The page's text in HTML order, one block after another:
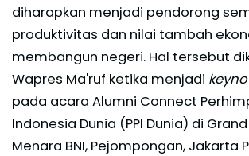
diharapkan menjadi pendorong
produktivitas dan nilai tambah
membangun negeri. Hal tersebut
Wapres Ma'ruf ketika menjadi
pada acara Alumni Connect
Indonesia Dunia (PPI Dunia) di
Menara BNI, Pejompongan, Jakarta